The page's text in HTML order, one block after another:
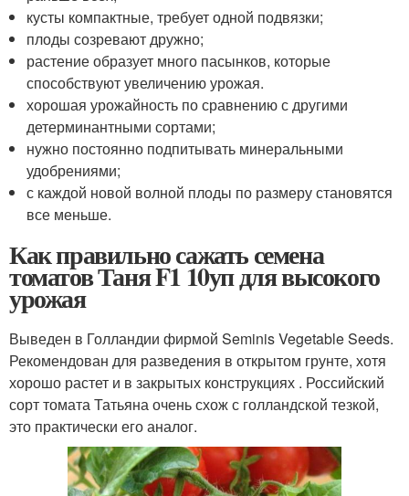
кусты компактные, требует одной подвязки;
плоды созревают дружно;
растение образует много пасынков, которые
способствуют увеличению урожая.
хорошая урожайность по сравнению с другими
детерминантными сортами;
нужно постоянно подпитывать минеральными
удобрениями;
с каждой новой волной плоды по размеру становятся
все меньше.
Как правильно сажать семена
томатов Таня F1 10уп для высокого
урожая
Выведен в Голландии фирмой Seminis Vegetable Seeds.
Рекомендован для разведения в открытом грунте, хотя
хорошо растет и в закрытых конструкциях . Российский
сорт томата Татьяна очень схож с голландской тезкой,
это практически его аналог.